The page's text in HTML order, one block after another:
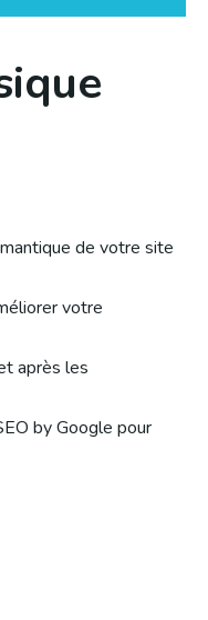
de votre site
votre
après les
by Google pour